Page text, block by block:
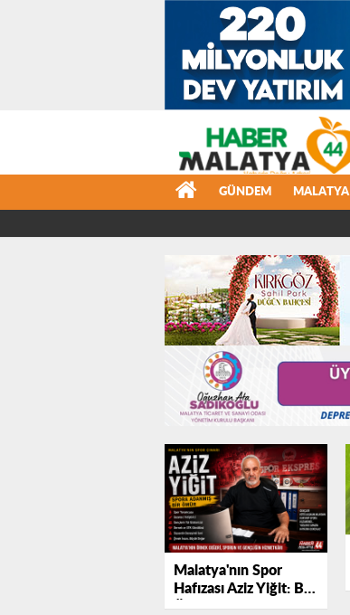
GÜNDEM MALATYA
Malatya'nın Spor
Hafızası Aziz Yiğit: Bir
Ömre Sığan Emek ve